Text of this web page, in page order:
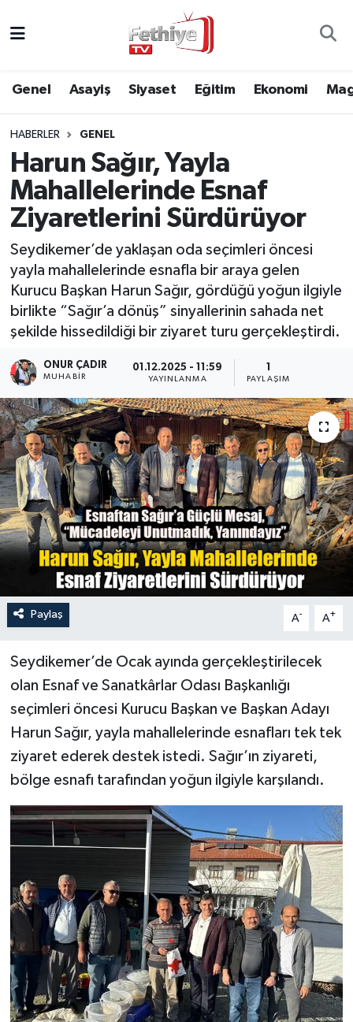
Genel Asayiş Siyaset Eğitim Ekonomi
HABERLER GENEL
Harun Sağır, Yayla
Mahallelerinde Esnaf
Ziyaretlerini Sürdürüyor
Seydikemer’de yaklaşan oda seçimleri öncesi
yayla mahallelerinde esnafla bir araya gelen
Kurucu Başkan Harun Sağır, gördüğü yoğun ilgiyle
birlikte “Sağır’a dönüş” sinyallerinin sahada net
şekilde hissedildiği bir ziyaret turu gerçekleştirdi.
ONUR ÇADIR
MUHABİR
01.12.2025 - 11:59
YAYINLANMA
1
PAYLAŞIM
Paylaş A- A+
Seydikemer’de Ocak ayında gerçekleştirilecek
olan Esnaf ve Sanatkârlar Odası Başkanlığı
seçimleri öncesi Kurucu Başkan ve Başkan Adayı
Harun Sağır, yayla mahallelerinde esnafları tek tek
ziyaret ederek destek istedi. Sağır’ın ziyareti,
bölge esnafı tarafından yoğun ilgiyle karşılandı.
Asayiş
Eğitim
Ekonomi
Magazin
Spor
Turizm
Muğla Hava Durumu
Muğla Namaz Vakitleri
Muğla Trafik Yoğunluk Haritası
Süper Lig Puan Durumu ve Fikstür
Tüm Manşetler
Son Dakika Haberleri
Haber Arşivi